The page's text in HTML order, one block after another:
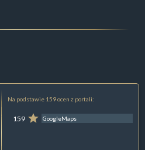
Na podstawie 159 ocen z portali:
159 GoogleMaps